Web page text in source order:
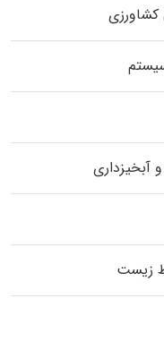
کشاورزی
آبخیزداری
زیست